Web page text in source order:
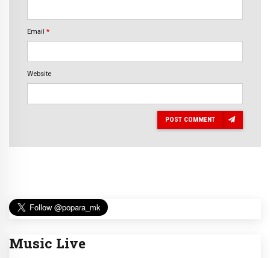
Email *
Website
POST COMMENT
Music Live